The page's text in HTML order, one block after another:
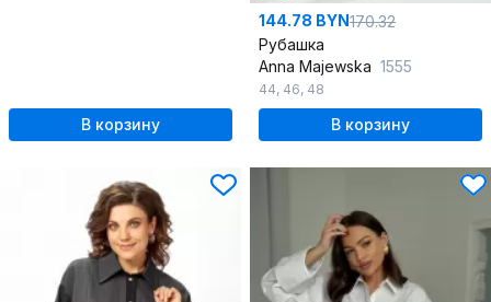
В корзину
144.78 BYN170.32
Рубашка
Anna Majewska 1555
44, 46, 48
В корзину